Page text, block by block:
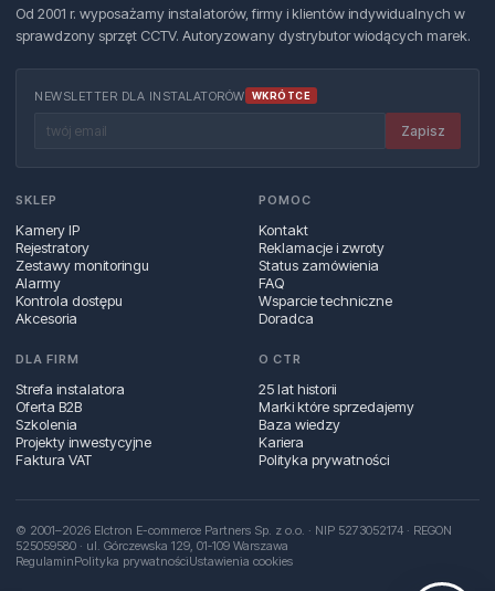
Od 2001 r. wyposażamy instalatorów, firmy i klientów indywidualnych w
sprawdzony sprzęt CCTV. Autoryzowany dystrybutor wiodących marek.
NEWSLETTER DLA INSTALATORÓW WKRÓTCE
Zapisz
SKLEP
Kamery IP
Rejestratory
Zestawy monitoringu
Alarmy
Kontrola dostępu
Akcesoria
POMOC
Kontakt
Reklamacje i zwroty
Status zamówienia
FAQ
Wsparcie techniczne
Doradca
DLA FIRM
Strefa instalatora
Oferta B2B
Szkolenia
Projekty inwestycyjne
Faktura VAT
O CTR
25 lat historii
Marki które sprzedajemy
Baza wiedzy
Kariera
Polityka prywatności
© 2001–2026 Elctron E-commerce Partners Sp. z o.o. · NIP 5273052174 · REGON
525059580 · ul. Górczewska 129, 01‑109 Warszawa
RegulaminPolityka prywatnościUstawienia cookies